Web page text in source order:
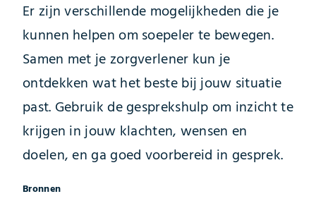
Er zijn verschillende mogelijkheden die je
kunnen helpen om soepeler te bewegen.
Samen met je zorgverlener kun je
ontdekken wat het beste bij jouw situatie
past. Gebruik de gesprekshulp om inzicht te
krijgen in jouw klachten, wensen en
doelen, en ga goed voorbereid in gesprek.
Bronnen